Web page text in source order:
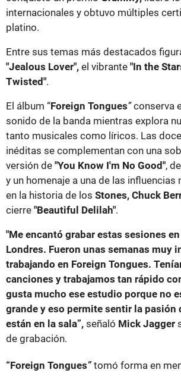
internacionales y obtuvo múltiples
platino.
Entre sus temas más destacados
"Jealous Lover", el vibrante "In the
Twisted".
El álbum “Foreign Tongues”conserva
sonido de la banda mientras explora
tanto musicales como líricos. Las
inéditas se complementan con una
versión de "You Know I'm No Good", de
y un homenaje a una de las
en la historia de los Stones, Chuck
cierre "Beautiful Delilah".
"Me encantó grabar estas sesiones
Londres. Fueron unas semanas muy
trabajando en Foreign Tongues.
canciones y trabajamos tan rápido
gusta mucho ese estudio porque no
grande y eso permite sentir la pasión
están en la sala”, señaló Mick Jagger
de grabación.
“Foreign Tongues”tomó forma en